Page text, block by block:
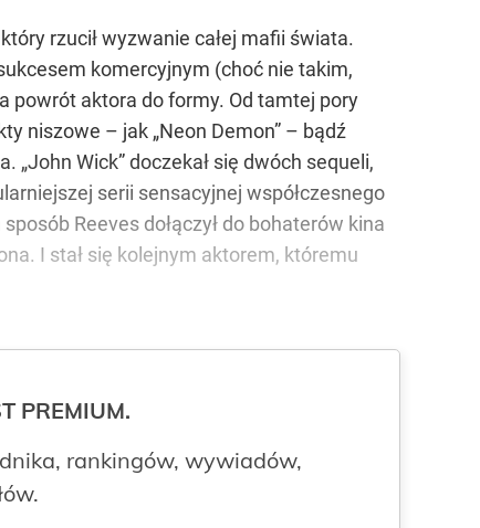
rzucił wyzwanie całej mafii świata.
komercyjnym (choć nie takim,
powrót aktora do formy. Od tamtej pory
niszowe – jak „Neon Demon” – bądź
Wick” doczekał się dwóch sequeli,
serii sensacyjnej współczesnego
Reeves dołączył do bohaterów kina
I stał się kolejnym aktorem, któremu
PREMIUM.
rankingów, wywiadów,